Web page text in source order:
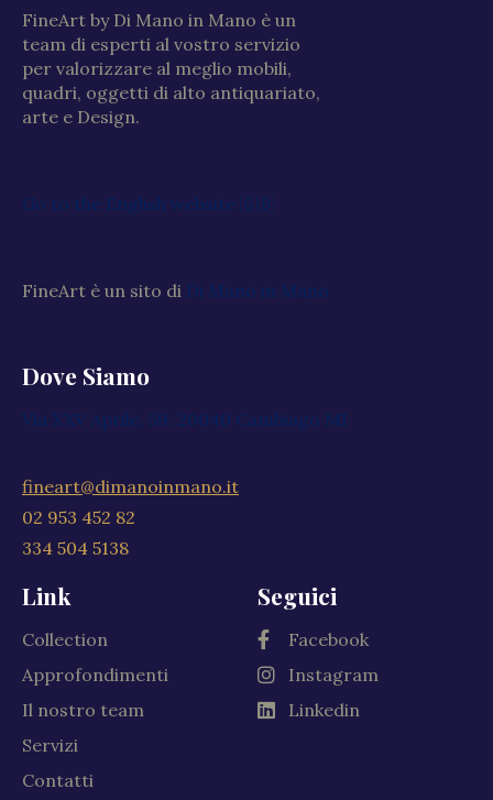
FineArt by Di Mano in Mano è un
team di esperti al vostro servizio
per valorizzare al meglio mobili,
quadri, oggetti di alto antiquariato,
arte e Design.
Go to the English website 🇬🇧
FineArt è un sito di Di Mano in Mano
Dove Siamo
Via XXV Aprile, 59, 20040 Cambiago MI
fineart@dimanoinmano.it
02 953 452 82
334 504 5138
Link
Collection
Approfondimenti
Il nostro team
Servizi
Contatti
Seguici
Facebook
Instagram
Linkedin